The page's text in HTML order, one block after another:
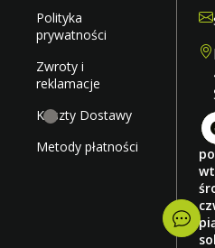
Polityka
prywatności
Zwroty i
reklamacje
Koszty Dostawy
Metody płatności